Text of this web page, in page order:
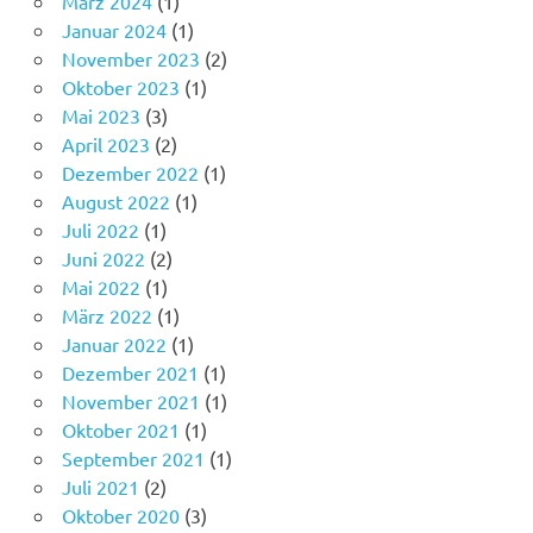
Januar 2024(1)
November 2023 (2)
Oktober 2023 (1)
Mai 2023 (3)
April 2023 (2)
Dezember 2022 (1)
August 2022 (1)
Juli 2022 (1)
Juni 2022 (2)
Mai 2022 (1)
März 2022 (1)
Januar 2022 (1)
Dezember 2021 (1)
November 2021 (1)
Oktober 2021 (1)
September 2021 (1)
Juli 2021 (2)
Oktober 2020(3)